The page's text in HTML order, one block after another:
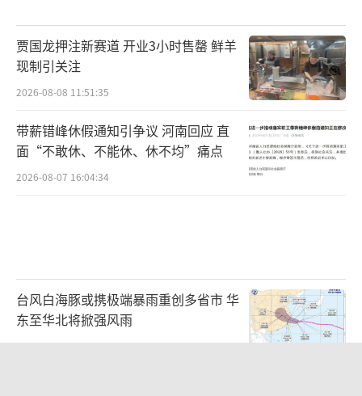
贾国龙押注新赛道 开业3小时售罄 鲜羊
现制引关注
2026-08-08 11:51:35
带薪错峰休假通知引争议 河南回应 直
面“不敢休、不能休、休不均”痛点
2026-08-07 16:04:34
台风白海豚或携极端暴雨重创多省市 华
东至华北将掀强风雨
2026-08-08 10:48:39